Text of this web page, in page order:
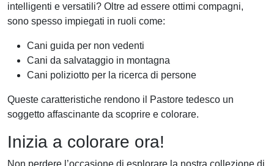
intelligenti e versatili? Oltre ad essere ottimi compagni,
sono spesso impiegati in ruoli come:
Cani guida per non vedenti
Cani da salvataggio in montagna
Cani poliziotto per la ricerca di persone
Queste caratteristiche rendono il Pastore tedesco un
soggetto affascinante da scoprire e colorare.
Inizia a colorare ora!
Non perdere l’occasione di esplorare la nostra collezione di